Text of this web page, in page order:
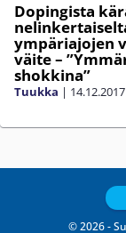
Dopingista
ympäriajojen
väite –
shokkina”
Tuukka | 14.12.2017
© 2026 -